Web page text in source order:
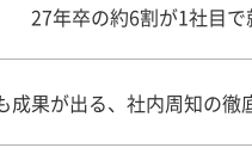
27年卒の約6割が1社目で
果が出る、社内周知の徹